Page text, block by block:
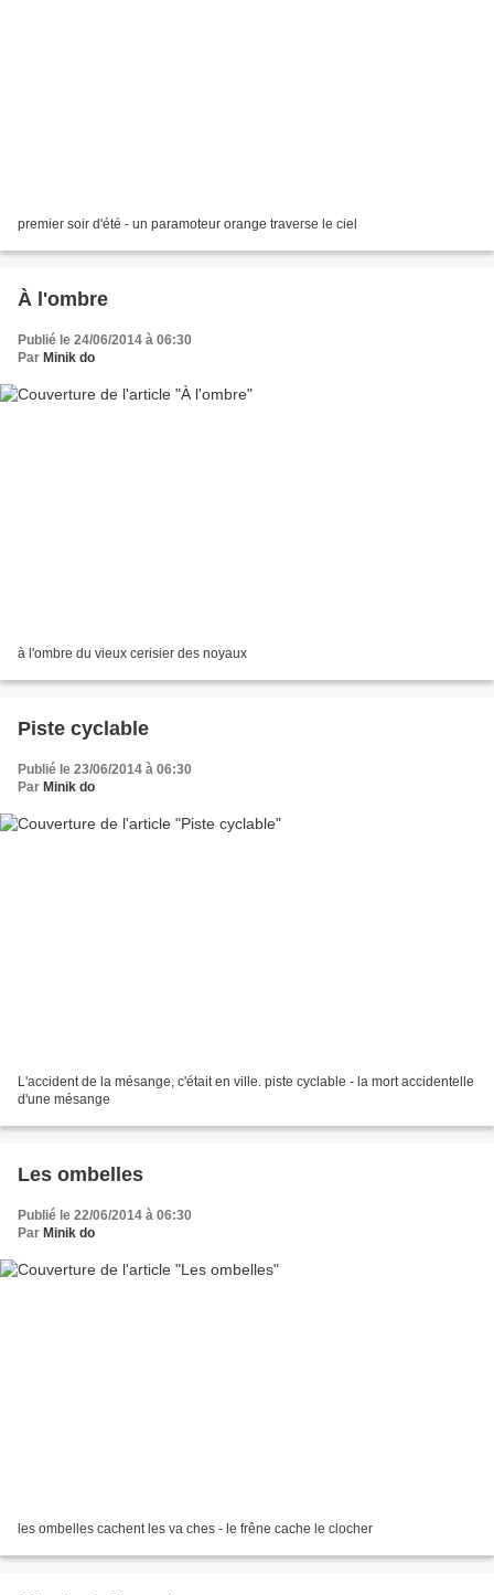
premier soir d'été - un paramoteur orange traverse le ciel
À l'ombre
Publié le 24/06/2014 à 06:30
Par Minik do
à l'ombre du vieux cerisier des noyaux
Piste cyclable
Publié le 23/06/2014 à 06:30
Par Minik do
L'accident de la mésange, c'était en ville. piste cyclable - la mort accidentelle
d'une mésange
Les ombelles
Publié le 22/06/2014 à 06:30
Par Minik do
les ombelles cachent les va ches - le frêne cache le clocher